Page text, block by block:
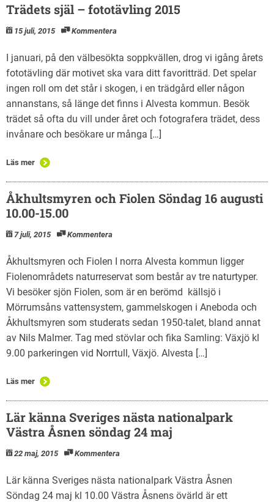
Trädets själ – fototävling 2015
15 juli, 2015 Kommentera
I januari, på den välbesökta soppkvällen, drog vi igång årets
fototävling där motivet ska vara ditt favoritträd. Det spelar
ingen roll om det står i skogen, i en trädgård eller någon
annanstans, så länge det finns i Alvesta kommun. Besök
trädet så ofta du vill under året och fotografera trädet, dess
invånare och besökare ur många […]
Läs mer
Åkhultsmyren och Fiolen Söndag 16 augusti
10.00-15.00
7 juli, 2015 Kommentera
Åkhultsmyren och Fiolen I norra Alvesta kommun ligger
Fiolenområdets naturreservat som består av tre naturtyper.
Vi besöker sjön Fiolen, som är en berömd källsjö i
Mörrumsåns vattensystem, gammelskogen i Aneboda och
Åkhultsmyren som studerats sedan 1950-talet, bland annat
av Nils Malmer. Tag med stövlar och fika Samling: Växjö kl
9.00 parkeringen vid Norrtull, Växjö. Alvesta […]
Läs mer
Lär känna Sveriges nästa nationalpark
Västra Åsnen söndag 24 maj
22 maj, 2015 Kommentera
Lär känna Sveriges nästa nationalpark Västra Åsnen
Söndag 24 maj kl 10.00 Västra Åsnens övärld är ett